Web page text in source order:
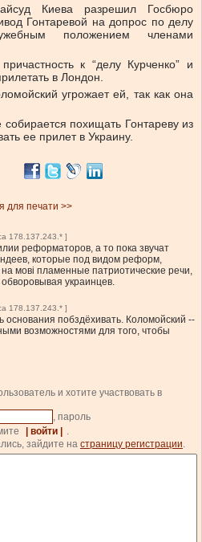
Киева разрешил Госбюро
Гонтаревой на допрос по делу
положением членами
к “делу Курченко” и
в Лондон.
угрожает ей, так как она
похищать Гонтареву из
ее прилет в Украину.
для печати >>
178.137.243.* ]
реформаторов, а то пока звучат
которые под видом реформ,
мові пламенные патриотические речи,
украинцев.
178.137.243.* ]
основания побздёхивать. Коломойский --
возможностями для того, чтобы
и хотите участвовать в
, пароль
| войти |
.
зайдите на страницу регистрации.